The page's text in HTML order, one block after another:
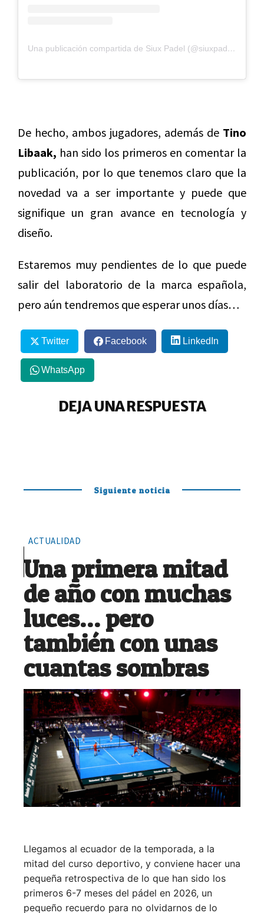
Una publicación compartida de Siux Padel (@siuxpadel)
De hecho, ambos jugadores, además de Tino
Libaak, han sido los primeros en comentar la
publicación, por lo que tenemos claro que la
novedad va a ser importante y puede que
signifique un gran avance en tecnología y
diseño.
Estaremos muy pendientes de lo que puede
salir del laboratorio de la marca española,
pero aún tendremos que esperar unos días…
Twitter Facebook LinkedIn
WhatsApp
DEJA UNA RESPUESTA
Siguiente noticia
ACTUALIDAD
Una primera mitad
de año con muchas
luces… pero
también con unas
cuantas sombras
Llegamos al ecuador de la temporada, a la
mitad del curso deportivo, y conviene hacer una
pequeña retrospectiva de lo que han sido los
primeros 6-7 meses del pádel en 2026, un
pequeño recuerdo para no olvidarnos de lo